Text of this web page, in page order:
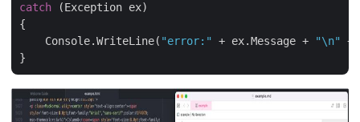
catch (Exception ex)
{
    Console.WriteLine(
"error:" + ex.Message + "\n"
+